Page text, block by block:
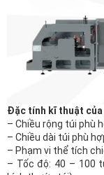
Đặc tính kĩ thuật
– Chiều rộng túi phù
– Chiều dài túi phù
– Phạm vi thể tích
– Tốc độ: 40 – 100